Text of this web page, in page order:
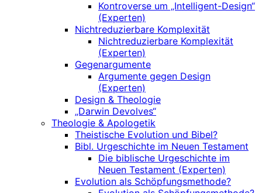
Kontroverse um „Intelligent-Design“
(Experten)
Nichtreduzierbare Komplexität
Nichtreduzierbare Komplexität
(Experten)
Gegenargumente
Argumente gegen Design
(Experten)
Design & Theologie
„Darwin Devolves“
Theologie & Apologetik
Theistische Evolution und Bibel?
Bibl. Urgeschichte im Neuen Testament
Die biblische Urgeschichte im
Neuen Testament (Experten)
Evolution als Schöpfungsmethode?